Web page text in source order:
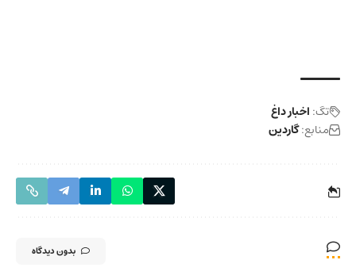
تگ: اخبار داغ
منابع:گاردین
بدون دیدگاه